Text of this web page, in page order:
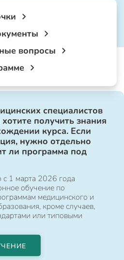
вопросы
специалистов
получить знания
курса. Если
нужно отдельно
ли программа под
1 марта 2026 года
обучение по
медицинского и
кроме случаев,
или типовыми